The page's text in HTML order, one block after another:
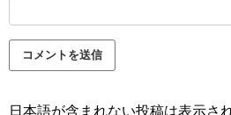
日本語が含まれない投稿は表示さ